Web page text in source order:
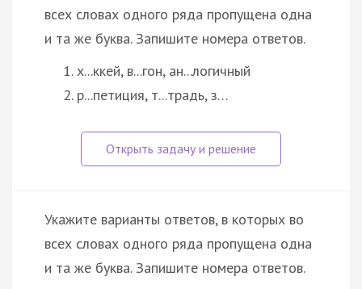
всех словах одного ряда пропущена одна
и та же буква. Запишите номера ответов.
х...ккей, в...гон, ан...логичный
р...петиция, т...традь, з…
Укажите варианты ответов, в которых во
всех словах одного ряда пропущена одна
и та же буква. Запишите номера ответов.